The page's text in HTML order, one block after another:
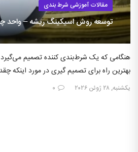
مقالات آموزشی شرط بندی
توسعه روش اسیکینگ ریشه –
هنگامی که یک شرط‌بندی کننده تصمیم می‌گیرد
بهترین راه برای تصمیم گیری در مورد اینکه
یکشنبه, ۲۸ ژوئن ۲۰۲۶ ۰